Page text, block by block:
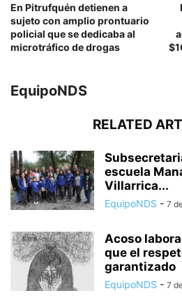
En Pitrufquén detienen a
sujeto con amplio prontuario
policial que se dedicaba al
microtráfico de drogas
EquipoNDS
RELATED
escuela
Villarrica...
EquipoNDS - 7
Acoso
que el
garantizado
EquipoNDS - 7